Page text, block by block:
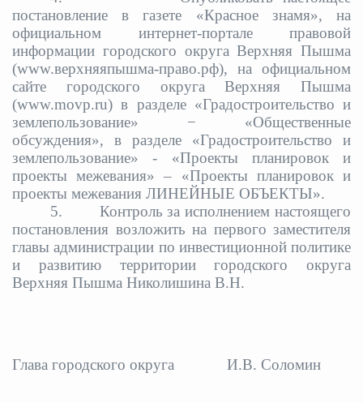
постановление в газете «Красное знамя», на
официальном интернет-портале правовой
информации городского округа Верхняя Пышма
(www.верхняяпышма-право.рф), на официальном
сайте городского округа Верхняя Пышма
(www.movp.ru) в разделе «Градостроительство и
землепользование» − «Общественные
обсуждения», в разделе «Градостроительство и
землепользование» - «Проекты планировок и
проекты межевания» – «Проекты планировок и
проекты межевания ЛИНЕЙНЫЕ ОБЪЕКТЫ».
5.
Контроль за исполнением настоящего
постановления возложить на первого заместителя
главы администрации по инвестиционной политике
и развитию территории городского округа
Верхняя Пышма Николишина В.Н.
Глава городского округа И.В. Соломин